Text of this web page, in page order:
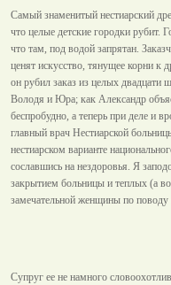
Самый знаменитый нестиарский
что целые детские городки рубит.
что там, под водой запрятан.
ценят искусство, тянущее корни к
он рубил заказ из целых двадцати
Володя и Юра; как Александр
беспробудно, а теперь при деле и
главный врач Нестиарской
нестиарском варианте
сославшись на нездоровья. Я
закрытием больницы и теплых (а
замечательной женщины по поводу
Супруг ее не намного